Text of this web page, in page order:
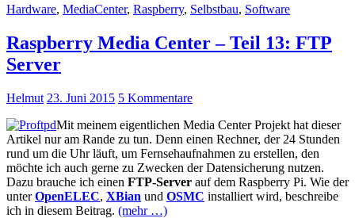
Hardware, MediaCenter, Raspberry, Selbstbau, Software
Raspberry Media Center – Teil 13: FTP
Server
Helmut 23. Juni 2015 5 Kommentare
Mit meinem eigentlichen Media Center Projekt hat dieser
Artikel nur am Rande zu tun. Denn einen Rechner, der 24 Stunden
rund um die Uhr läuft, um Fernsehaufnahmen zu erstellen, den
möchte ich auch gerne zu Zwecken der Datensicherung nutzen.
Dazu brauche ich einen FTP-Server auf dem Raspberry Pi. Wie der
unterOpenELEC, XBian und OSMC installiert wird, beschreibe
ich in diesem Beitrag. (mehr …)